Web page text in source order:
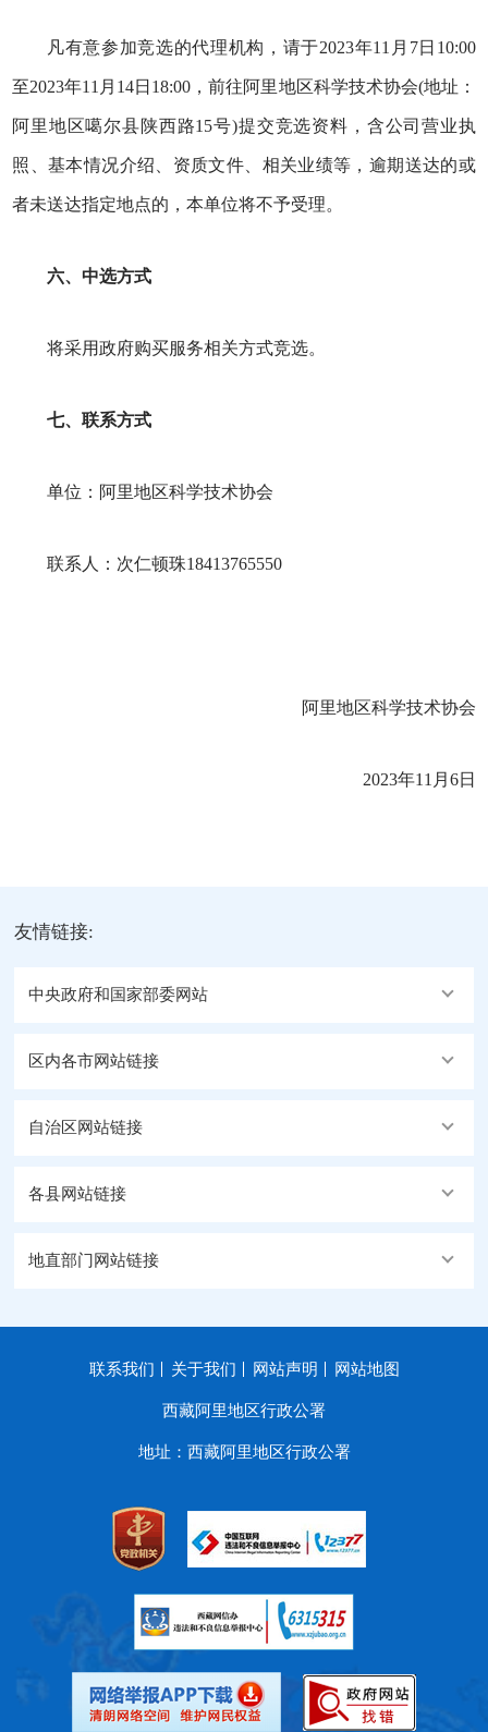
凡有意参加竞选的代理机构，请于2023年11月7日10:00
至2023年11月14日18:00，前往阿里地区科学技术协会(地址：
阿里地区噶尔县陕西路15号)提交竞选资料，含公司营业执
照、基本情况介绍、资质文件、相关业绩等，逾期送达的或
者未送达指定地点的，本单位将不予受理。
六、中选方式
将采用政府购买服务相关方式竞选。
七、联系方式
单位：阿里地区科学技术协会
联系人：次仁顿珠18413765550
阿里地区科学技术协会
2023年11月6日
友情链接:
中央政府和国家部委网站
区内各市网站链接
自治区网站链接
各县网站链接
地直部门网站链接
联系我们 关于我们 网站声明 网站地图
西藏阿里地区行政公署
地址：西藏阿里地区行政公署